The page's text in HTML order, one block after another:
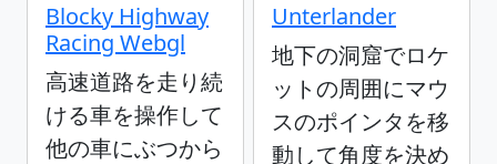
Blocky Highway
Racing Webgl
高速道路を走り続
ける車を操作して
他の車にぶつから
Unterlander
地下の洞窟でロケ
ットの周囲にマウ
スのポインタを移
動して角度を決め